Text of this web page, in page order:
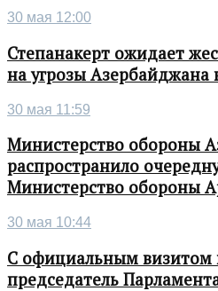
30 мая 12:00
Степанакерт ожидает
на угрозы
30 мая 11:59
Министерство обороны
распространило
Министерство обороны
30 мая 10:44
С официальным
председатель